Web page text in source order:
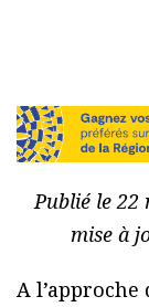
Publié le 22
mise à
A